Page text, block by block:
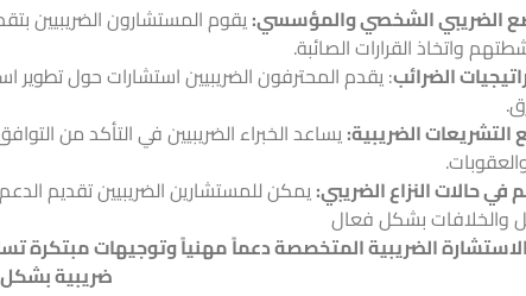
الضريبي الشخصي والمؤسسي:يقوم المستشارون الضريبيين
واتخاذ القرارات الصائبة.
الضرائب: يقدم المحترفون الضريبيين استشارات حول تطوير
التشريعات الضريبية:يساعد الخبراء الضريبيين في التأكد من
في حالات النزاع الضريبي:يمكن للمستشارين الضريبيين تقديم
والخلافات بشكل فعال
الضريبية المتخصصة دعماً مهنياً وتوجيهات مبتكرة
ضريبية